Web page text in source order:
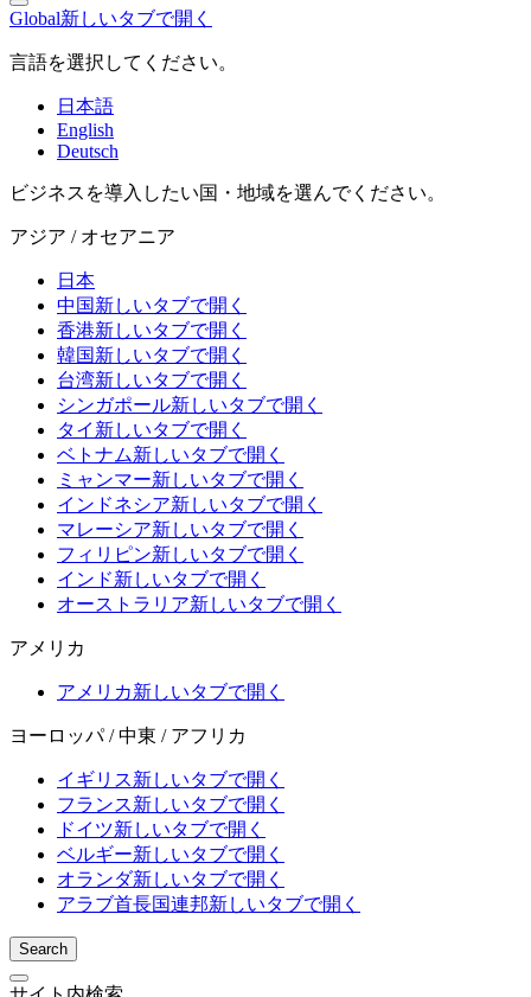
Global新しいタブで開く
言語を選択してください。
日本語
English
Deutsch
ビジネスを導入したい国・地域を選んでください。
アジア / オセアニア
日本
中国新しいタブで開く
香港新しいタブで開く
韓国新しいタブで開く
台湾新しいタブで開く
シンガポール新しいタブで開く
タイ 新しいタブで開く
ベトナム新しいタブで開く
ミャンマー新しいタブで開く
インドネシア新しいタブで開く
マレーシア新しいタブで開く
フィリピン新しいタブで開く
インド新しいタブで開く
オーストラリア新しいタブで開く
アメリカ
アメリカ新しいタブで開く
ヨーロッパ / 中東 / アフリカ
イギリス新しいタブで開く
フランス新しいタブで開く
ドイツ新しいタブで開く
ベルギー新しいタブで開く
オランダ新しいタブで開く
アラブ首長国連邦新しいタブで開く
Search